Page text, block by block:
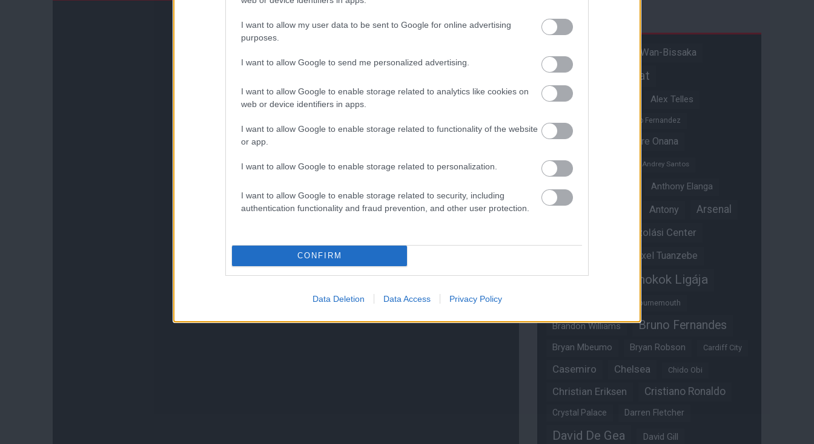
I want to allow my user data to be sent to Google for online advertising
purposes.
I want to allow Google to send me personalized advertising.
I want to allow Google to enable storage related to analytics like cookies on
web or device identifiers in apps.
I want to allow Google to enable storage related to functionality of the website
or app.
I want to allow Google to enable storage related to personalization.
I want to allow Google to enable storage related to security, including
authentication functionality and fraud prevention, and other user protection.
CONFIRM
Data Deletion Data Access Privacy Policy
Aaron Wan-Bissaka
Akadémiai csapat
Alejandro Garnacho Alex Telles
Alvaro Fernandez
Amad Diallo
Andre Onana
Andreas Pereira
Andrey Santos
Anthony Elanga
Anthony Martial Antony Arsenal
Átigazolási Center
Axel Tuanzebe
Bajnokok Ligája
Bournemouth
Brandon Williams Bruno Fernandes
Bryan Mbeumo Bryan Robson Cardiff City
Casemiro Chelsea Chido Obi
Christian Eriksen Cristiano Ronaldo
Crystal Palace Darren Fletcher
David De Gea David Gill